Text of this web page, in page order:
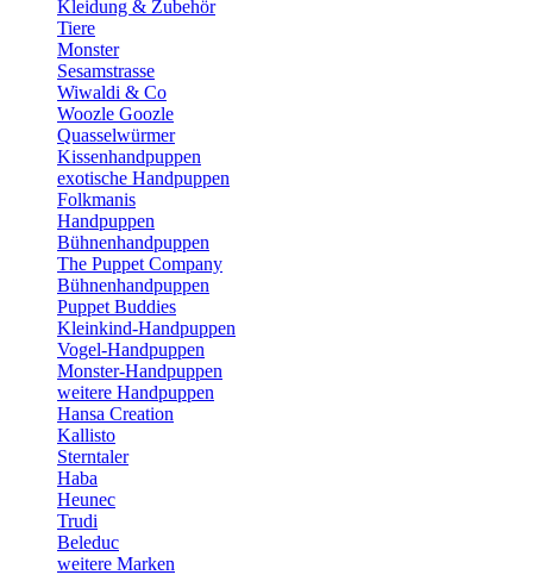
Kleidung & Zubehör
Tiere
Monster
Sesamstrasse
Wiwaldi & Co
Woozle Goozle
Quasselwürmer
Kissenhandpuppen
exotische Handpuppen
Folkmanis
Handpuppen
Bühnenhandpuppen
The Puppet Company
Bühnenhandpuppen
Puppet Buddies
Kleinkind-Handpuppen
Vogel-Handpuppen
Monster-Handpuppen
weitere Handpuppen
Hansa Creation
Kallisto
Sterntaler
Haba
Heunec
Trudi
Beleduc
weitere Marken